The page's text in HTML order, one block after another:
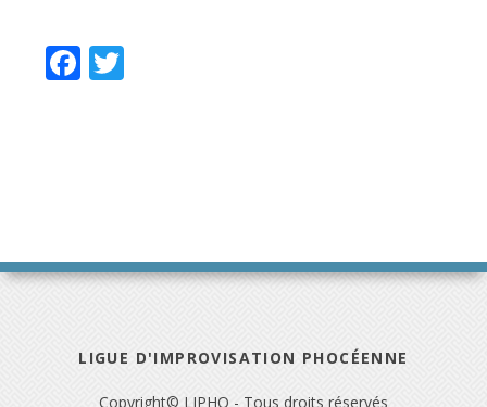
Facebook
LIGUE D'IMPROVISATION PHOCÉENNE
Copyright© LIPHO - Tous droits réservés